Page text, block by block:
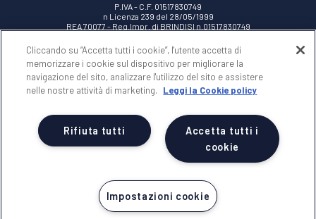
P.IVA - C.F. 01517830749
n Licenza 239 del 28/05/1999
REA 70077 - Reg.Impr. di BRINDISI n.01517830749
NICOLAUS
NOTE LEGALI
Cliccando su “Accetta tutti i cookie”, l'utente accetta di
memorizzare i cookie sul dispositivo per migliorare la
navigazione del sito, analizzare l'utilizzo del sito e assistere
nelle nostre attività di marketing.
Leggi la Cookie policy
Accetta tutti i
cookie
Rifiuta tutti
Impostazioni cookie